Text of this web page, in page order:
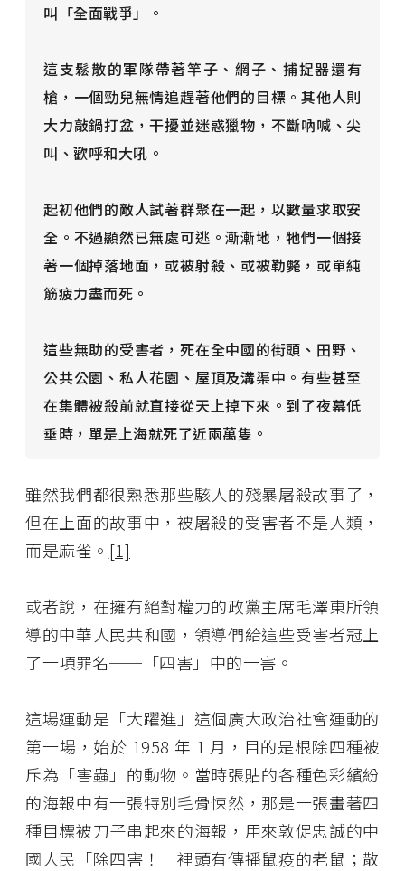
叫「全面戰爭」。
這支鬆散的軍隊帶著竿子、網子、捕捉器還有
槍，一個勁兒無情追趕著他們的目標。其他人則
大力敲鍋打盆，干擾並迷惑獵物，不斷吶喊、尖
叫、歡呼和大吼。
起初他們的敵人試著群聚在一起，以數量求取安
全。不過顯然已無處可逃。漸漸地，牠們一個接
著一個掉落地面，或被射殺、或被勒斃，或單純
筋疲力盡而死。
這些無助的受害者，死在全中國的街頭、田野、
公共公園、私人花園、屋頂及溝渠中。有些甚至
在集體被殺前就直接從天上掉下來。到了夜幕低
垂時，單是上海就死了近兩萬隻。
雖然我們都很熟悉那些駭人的殘暴屠殺故事了，
但在上面的故事中，被屠殺的受害者不是人類，
而是麻雀。 [1]
或者說，在擁有絕對權力的政黨主席毛澤東所領
導的中華人民共和國，領導們給這些受害者冠上
了一項罪名──「四害」中的一害。
這場運動是「大躍進」這個廣大政治社會運動的
第一場，始於 1958 年 1 月，目的是根除四種被
斥為「害蟲」的動物。當時張貼的各種色彩繽紛
的海報中有一張特別毛骨悚然，那是一張畫著四
種目標被刀子串起來的海報，用來敦促忠誠的中
國人民「除四害！」裡頭有傳播鼠疫的老鼠；散